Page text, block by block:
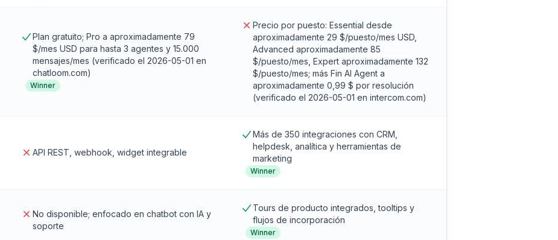
Plan gratuito; Pro a aproximadamente 79
$/mes USD para hasta 3 agentes y 15.000
mensajes/mes (verificado el 2026-05-01 en
chatloom.com)
Winner
Precio por puesto: Essential desde
aproximadamente 29 $/puesto/mes USD,
Advanced aproximadamente 85
$/puesto/mes, Expert aproximadamente 132
$/puesto/mes; más Fin AI Agent a
aproximadamente 0,99 $ por resolución
(verificado el 2026-05-01 en intercom.com)
API REST, webhook, widget integrable
Más de 350 integraciones con CRM,
helpdesk, analítica y herramientas de
marketing
Winner
No disponible; enfocado en chatbot con IA y
soporte
Tours de producto integrados, tooltips y
flujos de incorporación
Winner